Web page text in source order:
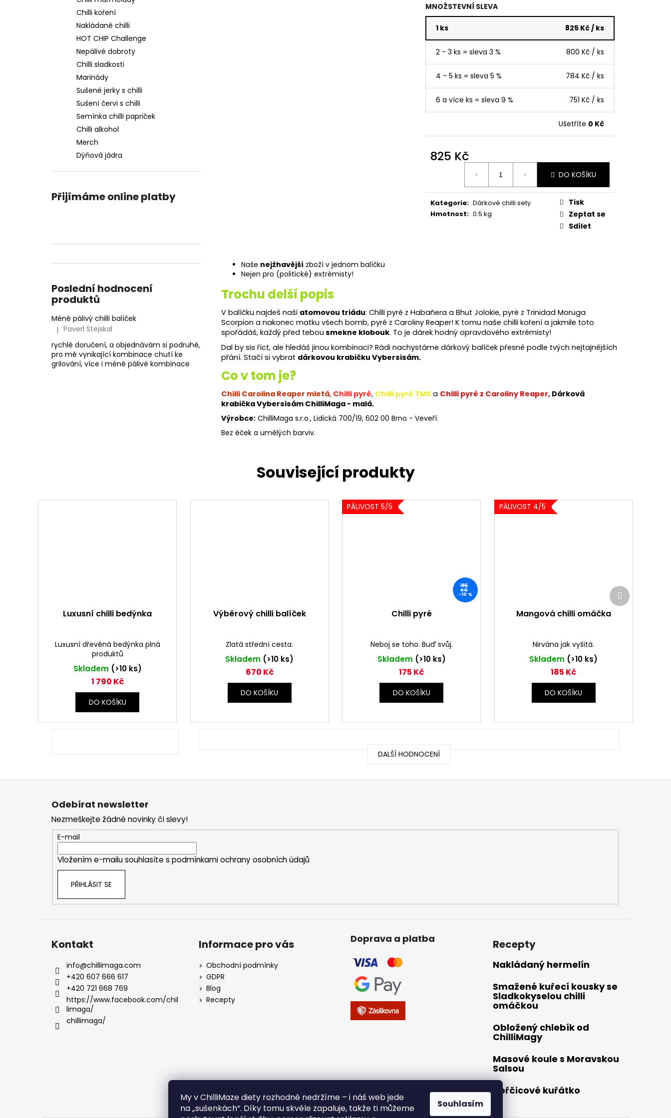
My v ChilliMaze diety rozhodně nedržíme – i náš web jede
na „sušenkách“. Díky tomu skvěle zapaluje, takže ti můžeme
Souhlasím
Chilli koření
Nakládané chilli
HOT CHIP Challenge
Nepálivé dobroty
Chilli sladkosti
Marinády
Sušené jerky s chilli
Sušení červi s chilli
Semínka chilli papriček
Chilli alkohol
Merch
Dýňová jádra
Přijímáme online platby
Poslední hodnocení
produktů
Méně pálivý chilli balíček
Hodnocení produktu je 5 z 5 hvězdiček.
| Paverl Stejskal
rychlé doručení, a objednávám si podruhé,
pro mě vynikající kombinace chutí ke
grilování, více i méně pálivé kombinace
MNOŽSTEVNÍ SLEVA
1 ks 825 Kč/ ks
2 - 3 ks = sleva 3 % 800 Kč / ks
4 - 5 ks = sleva 5 % 784 Kč / ks
6 a více ks = sleva 9 % 751 Kč / ks
Ušetříte 0 Kč
825 Kč
DO KOŠÍKU
Kategorie: Dárkové chilli sety
Hmotnost: 0.5 kg
Tisk
Zeptat se
Sdílet
Naše nejžhavější zboží v jednom balíčku
Nejen pro (politické) extrémisty!
Trochu delší popis
V balíčku najdeš naši atomovou triádu: Chilli pyré z Habaňera a Bhut Jolokie, pyré z Trinidad Moruga
Scorpion a nakonec matku všech bomb, pyré z Caroliny Reaper! K tomu naše chilli koření a jakmile toto
spořádáš, každý před tebou smekne klobouk. To je dárek hodný opravdového extrémisty!
Dal by sis říct, ale hledáš jinou kombinaci? Rádi nachystáme dárkový balíček přesně podle tvých nejtajnějších
přání. Stačí si vybrat dárkovou krabičku Vybersisám.
Co v tom je?
Chilli Carolina Reaper mletá, Chilli pyré, Chilli pyré TMS a Chilli pyré z Caroliny Reaper, Dárková
krabička Vybersisám ChilliMaga - malá.
Výrobce: ChilliMaga s.r.o., Lidická 700/19, 602 00 Brno - Veveří.
Bez éček a umělých barviv.
ŠKVARKY S CHILLI
165 Kč
DÁRKOVÝ SET CHILLI PRODUKTŮ 8 KS
Luxusní chilli bedýnka
Luxusní dřevěná bedýnka plná
produktů
Skladem (>10 ks)
1 790 Kč
DO KOŠÍKU
Výběrový chilli balíček
Zlatá střední cesta.
Skladem (>10 ks)
670 Kč
DO KOŠÍKU
PÁLIVOST 5/5
195
KČ
–10 %
Chilli pyré
Neboj se toho. Buď svůj.
Skladem (>10 ks)
175 Kč
DO KOŠÍKU
PÁLIVOST 4/5
Mangová chilli omáčka
Nirvána jak vyšitá.
Skladem (>10 ks)
185 Kč
DO KOŠÍKU
Další
produkt
DALŠÍ HODNOCENÍ
Odebírat newsletter
Nezmeškejte žádné novinky či slevy!
E-mail
Vložením e-mailu souhlasíte s podmínkami ochrany osobních údajů
PŘIHLÁSIT SE
Kontakt
info@chillimaga.com
+420 607 666 617
+420 721 668 769
https://www.facebook.com/chil
limaga/
chillimaga/
Informace pro vás
Obchodní podmínky
GDPR
Blog
Recepty
Doprava a platba Recepty
Nakládaný hermelín
Smažené kuřecí kousky se
Sladkokyselou chilli
omáčkou
Obložený chlebík od
ChilliMagy
Masové koule s Moravskou
Salsou
Hořčicové kuřátko